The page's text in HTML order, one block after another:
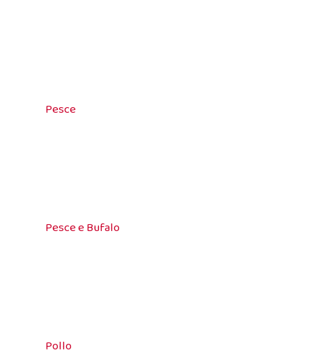
Pesce
Pesce e Bufalo
Pollo